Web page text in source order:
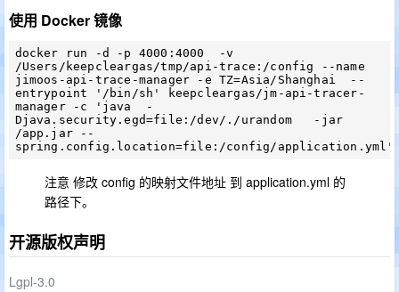
使用 Docker 镜像
docker run -d -p 4000:4000  -v
/Users/keepcleargas/tmp/api-trace:/config --name
jimoos-api-trace-manager -e TZ=Asia/Shanghai  --
entrypoint '/bin/sh' keepcleargas/jm-api-tracer-
manager -c 'java  -
Djava.security.egd=file:/dev/./urandom   -jar
/app.jar --
注意 修改 config 的映射文件地址 到 application.yml 的
路径下。
开源版权声明
Lgpl-3.0